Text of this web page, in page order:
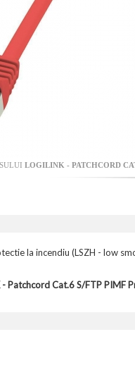
LOGILINK - PATCHCORD
la incendiu (LSZH - low
- Patchcord Cat.6 S/FTP PIMF